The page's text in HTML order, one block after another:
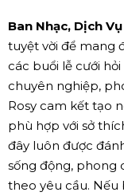
Ban Nhạc, Dịch
tuyệt vời để mang
các buổi lễ cưới
chuyên nghiệp,
Rosy cam kết tạo
phù hợp với sở
đây luôn được
sống động, phong
theo yêu cầu. Nếu